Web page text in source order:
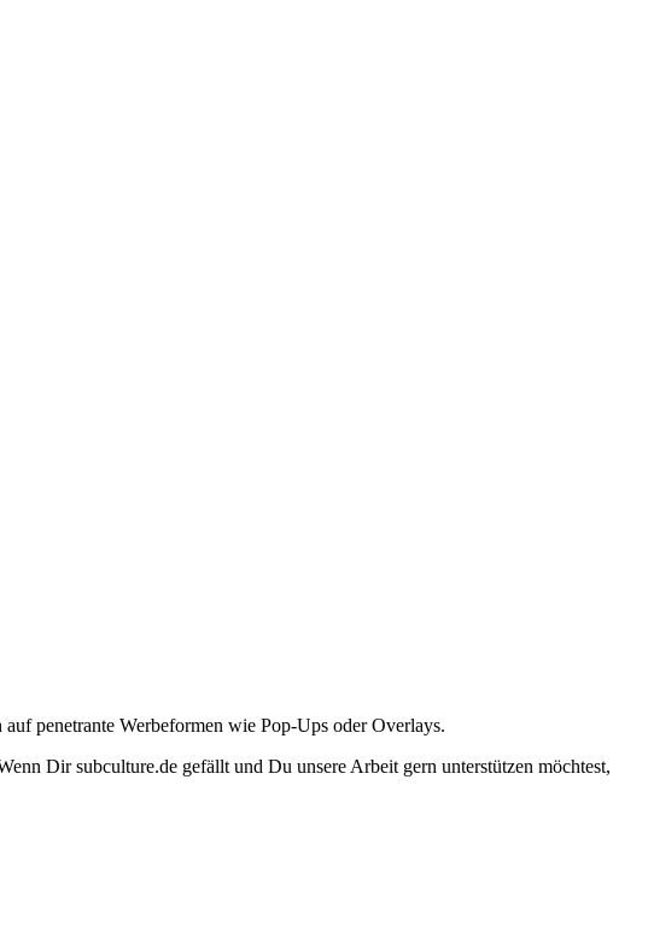
penetrante Werbeformen wie Pop-Ups oder Overlays.
Dir subculture.de gefällt und Du unsere Arbeit gern unterstützen möchtest,